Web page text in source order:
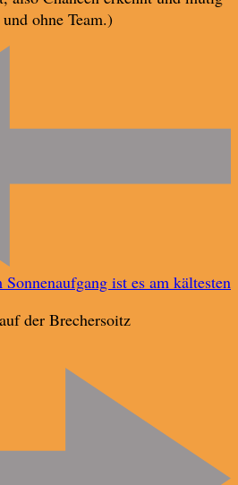
ohne Team.)
Sonnenaufgang ist es am kältesten